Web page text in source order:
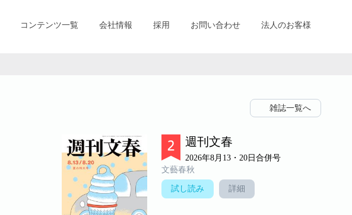
コンテンツ一覧 会社情報 採用 お問い合わせ 法人のお客様
雑誌一覧へ
週刊文春
2026年8月13・20日合併号
文藝春秋
試し読み 詳細